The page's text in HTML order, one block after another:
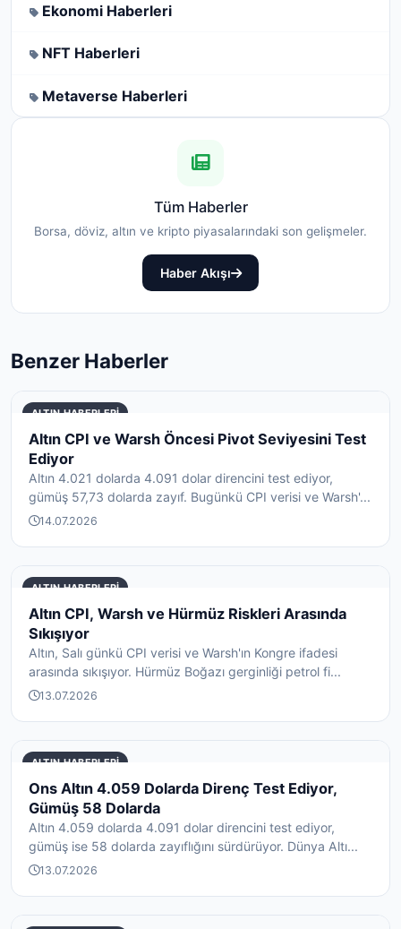
Ekonomi Haberleri
NFT Haberleri
Metaverse Haberleri
Tüm Haberler
Borsa, döviz, altın ve kripto piyasalarındaki son gelişmeler.
Haber Akışı
Benzer Haberler
ALTIN HABERLERI
Altın CPI ve Warsh Öncesi Pivot Seviyesini Test
Ediyor
Altın 4.021 dolarda 4.091 dolar direncini test ediyor,
gümüş 57,73 dolarda zayıf. Bugünkü CPI verisi ve Warsh'...
14.07.2026
ALTIN HABERLERI
Altın CPI, Warsh ve Hürmüz Riskleri Arasında
Sıkışıyor
Altın, Salı günkü CPI verisi ve Warsh'ın Kongre ifadesi
arasında sıkışıyor. Hürmüz Boğazı gerginliği petrol fi...
13.07.2026
ALTIN HABERLERI
Ons Altın 4.059 Dolarda Direnç Test Ediyor,
Gümüş 58 Dolarda
Altın 4.059 dolarda 4.091 dolar direncini test ediyor,
gümüş ise 58 dolarda zayıflığını sürdürüyor. Dünya Altı...
13.07.2026